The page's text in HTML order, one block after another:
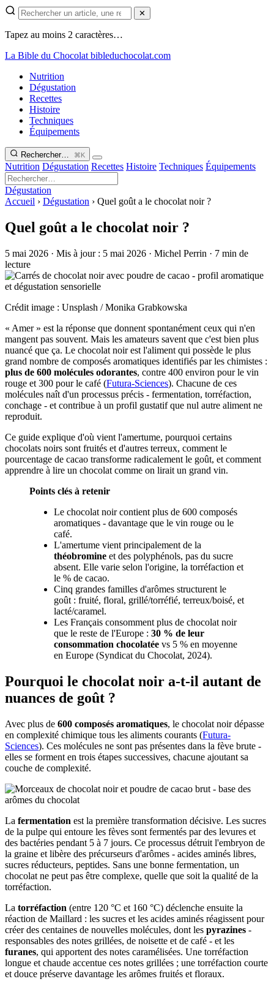
✕
Tapez au moins 2 caractères…
La Bible du Chocolat bibleduchocolat.com
Nutrition
Dégustation
Recettes
Histoire
Techniques
Équipements
Rechercher… ⌘K
Nutrition Dégustation Recettes Histoire Techniques Équipements
Dégustation
Accueil › Dégustation › Quel goût a le chocolat noir ?
Quel goût a le chocolat noir ?
5 mai 2026 · Mis à jour : 5 mai 2026 · Michel Perrin · 7 min de
lecture
Crédit image : Unsplash / Monika Grabkowska
« Amer » est la réponse que donnent spontanément ceux qui n'en
mangent pas souvent. Mais les amateurs savent que c'est bien plus
nuancé que ça. Le chocolat noir est l'aliment qui possède le plus
grand nombre de composés aromatiques identifiés par les chimistes :
plus de 600 molécules odorantes, contre 400 environ pour le vin
rouge et 300 pour le café (Futura-Sciences). Chacune de ces
molécules naît d'un processus précis - fermentation, torréfaction,
conchage - et contribue à un profil gustatif que nul autre aliment ne
reproduit.
Ce guide explique d'où vient l'amertume, pourquoi certains
chocolats noirs sont fruités et d'autres terreux, comment le
pourcentage de cacao transforme radicalement le goût, et comment
apprendre à lire un chocolat comme on lirait un grand vin.
Points clés à retenir
Le chocolat noir contient plus de 600 composés
aromatiques - davantage que le vin rouge ou le
café.
L'amertume vient principalement de la
théobromine et des polyphénols, pas du sucre
absent. Elle varie selon l'origine, la torréfaction et
le % de cacao.
Cinq grandes familles d'arômes structurent le
goût : fruité, floral, grillé/torréfié, terreux/boisé, et
lacté/caramel.
Les Français consomment plus de chocolat noir
que le reste de l'Europe : 30 % de leur
consommation chocolatée vs 5 % en moyenne
en Europe (Syndicat du Chocolat, 2024).
Pourquoi le chocolat noir a-t-il autant de
nuances de goût ?
Avec plus de 600 composés aromatiques, le chocolat noir dépasse
en complexité chimique tous les aliments courants (Futura-
Sciences). Ces molécules ne sont pas présentes dans la fève brute -
elles se forment en trois étapes successives, chacune ajoutant sa
couche de complexité.
La fermentation est la première transformation décisive. Les sucres
de la pulpe qui entoure les fèves sont fermentés par des levures et
des bactéries pendant 5 à 7 jours. Ce processus détruit l'embryon de
la graine et libère des précurseurs d'arômes - acides aminés libres,
sucres réducteurs, peptides. Sans une bonne fermentation, un
chocolat ne peut pas être complexe, quelle que soit la qualité de la
torréfaction.
La torréfaction (entre 120 °C et 160 °C) déclenche ensuite la
réaction de Maillard : les sucres et les acides aminés réagissent pour
créer des centaines de nouvelles molécules, dont les pyrazines -
responsables des notes grillées, de noisette et de café - et les
furanes, qui apportent des notes caramélisées. Une torréfaction
longue et chaude accentue ces notes grillées ; une torréfaction courte
et douce préserve davantage les arômes fruités et floraux.